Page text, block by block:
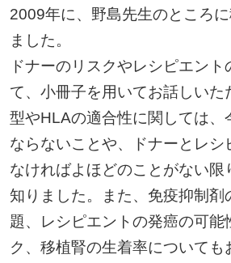
2009年に、野島先生のところ
ました。
ドナーのリスクやレシピエント
て、小冊子を用いてお話しいた
型やHLAの適合性に関しては、
ならないことや、ドナーとレシ
なければよほどのことがない限
知りました。また、免疫抑制剤
題、レシピエントの発癌の可能
ク、移植腎の生着率についても